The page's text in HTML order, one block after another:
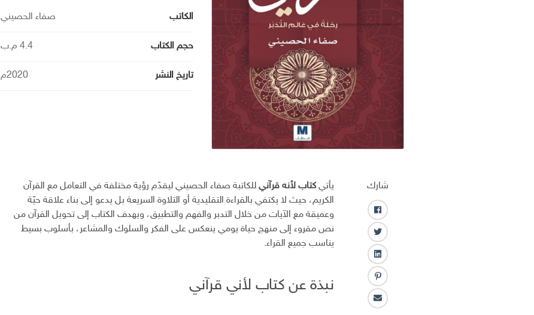
الكاتب صفاء الحصيني
حجم الكتاب 4.4 م.ب
تاريخ النشر 2020م
شارك
ف
ا
ي
س
ب
و
ك
ت
و
ي
ت
ر
ل
ي
ن
ك
ـ
ب
ن
تا
يأتي كتاب لأنه قرآني للكاتبة صفاء الحصيني ليقدّم رؤية مختلفة في التعامل مع القرآن
الكريم، حيث لا يكتفي بالقراءة التقليدية أو التلاوة السريعة بل يدعو إلى بناء علاقة حيّة
وعميقة مع الآيات من خلال التدبر والفهم والتطبيق، ويهدف الكتاب إلى تحويل القرآن من
نص مقروء إلى منهج حياة يومي ينعكس على الفكر والسلوك والمشاعر، بأسلوب بسيط
يناسب جميع القراء.
نبذة عن كتاب لأني قرآني